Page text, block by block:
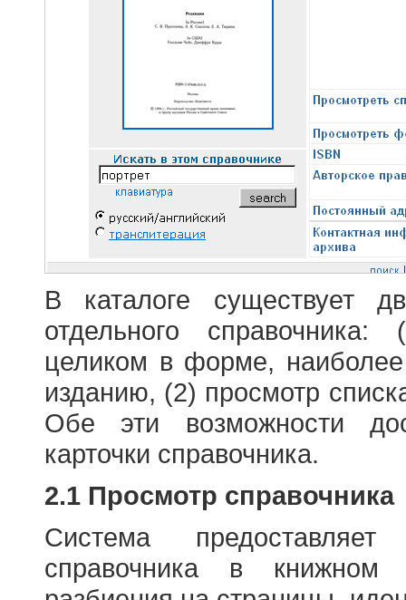
В каталоге существует
отдельного
целиком в форме,
изданию, (2) просмотр
Обе эти возможности
карточки справочника.
2.1 Просмотр справочника
Система
справочника в